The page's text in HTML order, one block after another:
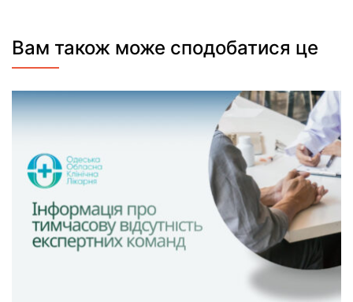
Вам також може сподобатися це